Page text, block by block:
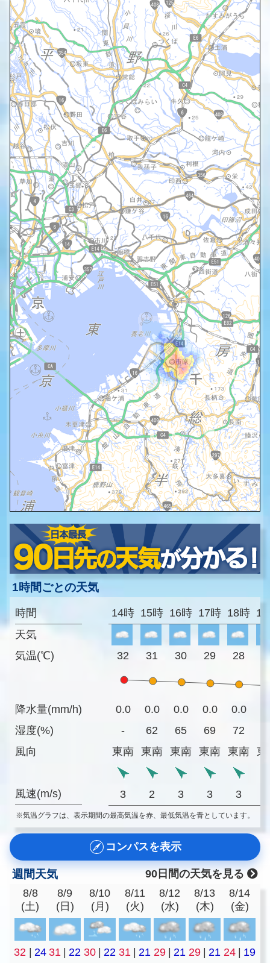
1時間ごとの天気
時間
天気
気温(℃)
降水量(mm/h)
湿度(%)
風向
風速(m/s)
14時 15時 16時 17時 18時
32 31 30 29 28
0.0 0.0 0.0 0.0 0.0
-
62 65 69 72
東南
東南 東南 東南 東南 東
3 2 3 3 3
※気温グラフは、表示期間の最高気温を赤、最低気温を青としています。
コンパスを表示
週間天気
90日間の天気を見る
8/8
(土)
8/9
(日)
8/10
(月)
8/11
(火)
8/12
(水)
8/13
(木)
8/14
(金)
32 | 24 31 | 22 30 | 22 31 | 21 29 | 21 29 | 21 24 | 19